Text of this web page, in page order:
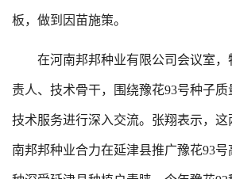
板，做到因苗施策。
在河南邦邦种业有限公司会议室，
责人、技术骨干，围绕豫花93号种子
技术服务进行深入交流。张翔表示，
南邦邦种业合力在延津县推广豫花93